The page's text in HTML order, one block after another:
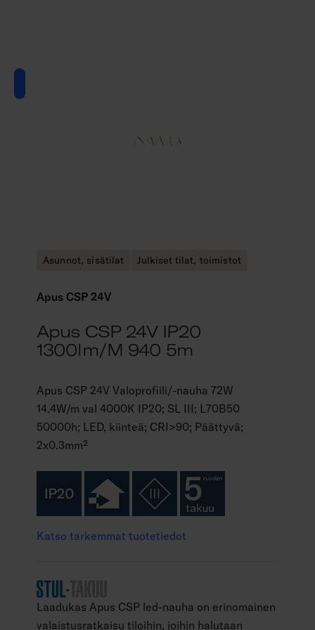
Asunnot, sisätilat Julkiset tilat, toimistot
Apus CSP 24V
Apus CSP 24V IP20
1300lm/m 940 5m
Apus CSP 24V Valoprofiili/-nauha 72W
14.4W/m val 4000K IP20; SL III; L70B50
50000h; LED, kiinteä; CRI>90; Päättyvä;
2x0.3mm²
Katso tarkemmat tuotetiedot
Laadukas Apus CSP led-nauha on erinomainen
valaistusratkaisu tiloihin, joihin halutaan